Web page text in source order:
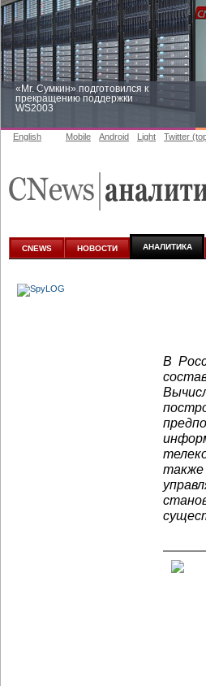
«Mr. Сумкин» подготовился к
прекращению поддержки
WS2003
аналитике
English Mobile Android Light Twitter
CNEWS НОВОСТИ АНАЛИТИКА
В